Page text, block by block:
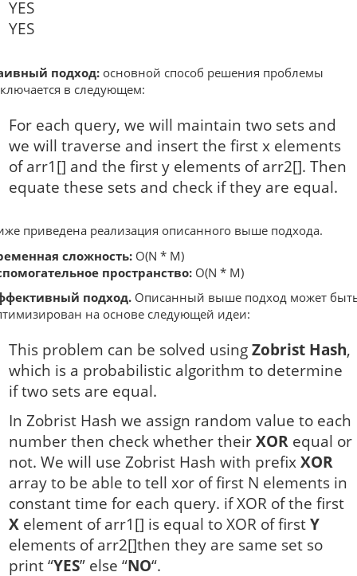
YES
YES
подход: основной способ решения проблемы
в следующем:
For each query, we will maintain two sets and
we will traverse and insert the first x elements
of arr1[] and the first y elements of arr2[]. Then
equate these sets and check if they are equal.
приведена реализация описанного выше подхода.
сложность: O(N * M)
пространство: O(N * M)
подход. Описанный выше подход может
на основе следующей идеи:
This problem can be solved using Zobrist Hash,
which is a probabilistic algorithm to determine
if two sets are equal.
In Zobrist Hash we assign random value to each
number then check whether their XOR equal or
not. We will use Zobrist Hash with prefix XOR
array to be able to tell xor of first N elements in
constant time for each query. if XOR of the first
X element of arr1[] is equal to XOR of first Y
elements of arr2[]then they are same set so
print “YES” else “NO“.